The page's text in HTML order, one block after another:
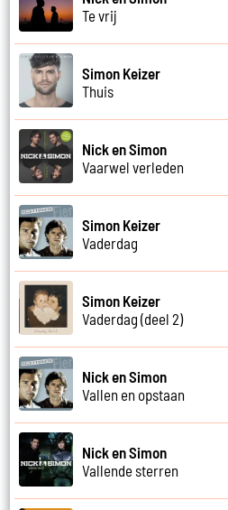
Te vrij
Simon Keizer
Thuis
Nick en Simon
Vaarwel verleden
Simon Keizer
Vaderdag
Simon Keizer
Vaderdag (deel 2)
Nick en Simon
Vallen en opstaan
Nick en Simon
Vallende sterren